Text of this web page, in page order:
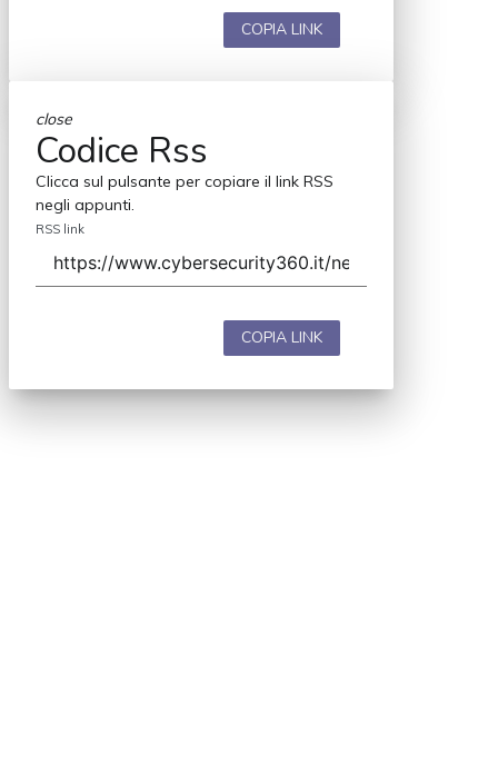
COPIA LINK
close
Codice Rss
Clicca sul pulsante per copiare il link RSS
negli appunti.
RSS link
COPIA LINK